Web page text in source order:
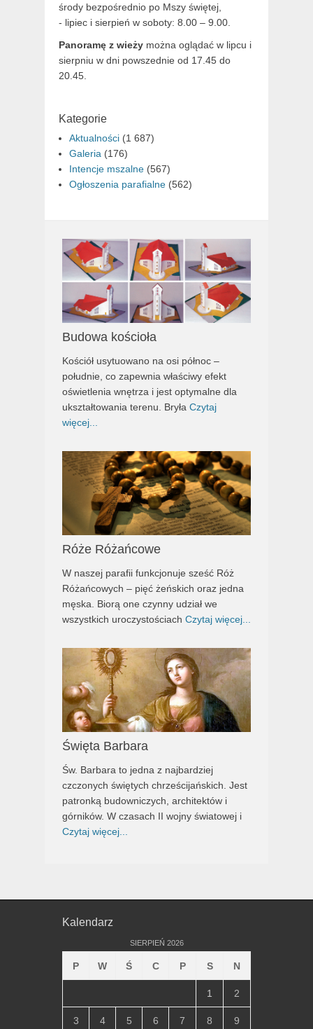
środy bezpośrednio po Mszy świętej,
- lipiec i sierpień w soboty: 8.00 – 9.00.
Panoramę z wieży można oglądać w lipcu i
sierpniu w dni powszednie od 17.45 do
20.45.
Kategorie
Aktualności (1 687)
Galeria (176)
Intencje mszalne (567)
Ogłoszenia parafialne (562)
Budowa kościoła
Kościół usytuowano na osi północ –
południe, co zapewnia właściwy efekt
oświetlenia wnętrza i jest optymalne dla
ukształtowania terenu. Bryła Czytaj
więcej...
Róże Różańcowe
W naszej parafii funkcjonuje sześć Róż
Różańcowych – pięć żeńskich oraz jedna
męska. Biorą one czynny udział we
wszystkich uroczystościach Czytaj więcej...
Święta Barbara
Św. Barbara to jedna z najbardziej
czczonych świętych chrześcijańskich. Jest
patronką budowniczych, architektów i
górników. W czasach II wojny światowej i
Czytaj więcej...
Kalendarz
SIERPIEŃ 2026
P W Ś C P S N
1 2
3 4 5 6 7 8 9